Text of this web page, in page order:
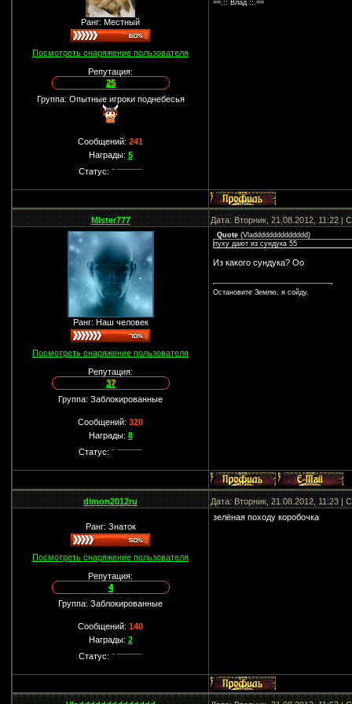
Ранг: Местный
Посмотреть снаряжение пользователя
Репутация:
25
Группа: Опытные игроки поднебесья
Сообщений:241
Награды: 5
Статус:
==.:: Влад ::.==
Mister777 Дата: Вторник, 21.08.2012, 11:22 |
Ранг: Наш человек
Посмотреть снаряжение пользователя
Репутация:
37
Группа: Заблокированные
Сообщений:320
Награды: 8
Статус:
Quote (Vladddddddddddddd)
пуху дают из сундука 55
Из какого сундука? Оо
Остановите Землю, я сойду.
dimon2012ru Дата: Вторник, 21.08.2012, 11:23 |
Ранг: Знаток
Посмотреть снаряжение пользователя
Репутация:
4
Группа: Заблокированные
Сообщений:140
Награды: 2
Статус:
зелёная походу коробочка